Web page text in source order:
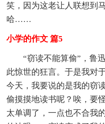
笑，因为这老让人联想到
哈……
小学的作文 篇5
“窃读不能算偷”，鲁
此惊世的狂言。于是我对
今天，我要说的是我的窃
偷摸摸地读书呢？唉，要
太单调了，一点也不合我